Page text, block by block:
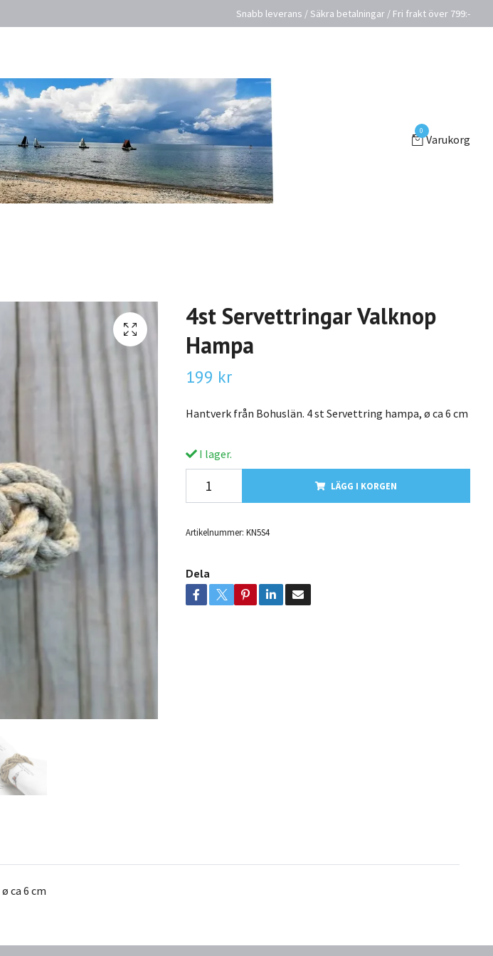
Snabb leverans / Säkra betalningar / Fri frakt över 799:-
0
Varukorg
4st Servettringar Valknop
Hampa
199 kr
Hantverk från Bohuslän. 4 st Servettring hampa, ø ca 6 cm
I lager.
LÄGG I KORGEN
Artikelnummer: KN5S4
Dela
ø ca 6 cm